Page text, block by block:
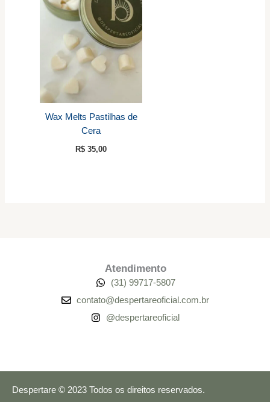
Wax Melts Pastilhas de
Cera
R$ 35,00
Atendimento
(31) 99717-5807
contato@despertareoficial.com.br
@despertareoficial
Despertare © 2023 Todos os direitos reservados.